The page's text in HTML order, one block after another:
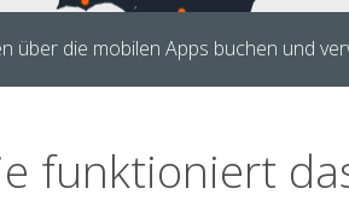
über die mobilen Apps buchen und
funktioniert